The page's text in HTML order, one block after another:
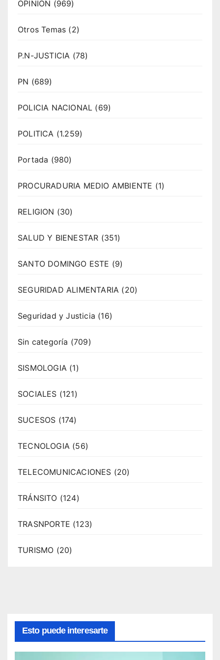
OPINION (969)
Otros Temas (2)
P.N-JUSTICIA (78)
PN (689)
POLICIA NACIONAL (69)
POLITICA (1.259)
Portada (980)
PROCURADURIA MEDIO AMBIENTE (1)
RELIGION (30)
SALUD Y BIENESTAR (351)
SANTO DOMINGO ESTE (9)
SEGURIDAD ALIMENTARIA (20)
Seguridad y Justicia (16)
Sin categoría (709)
SISMOLOGIA (1)
SOCIALES (121)
SUCESOS (174)
TECNOLOGIA (56)
TELECOMUNICACIONES (20)
TRÁNSITO (124)
TRASNPORTE (123)
TURISMO (20)
Esto puede interesarte